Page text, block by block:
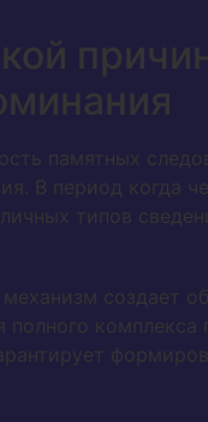
памятных
В период когда
типов
создает
полного